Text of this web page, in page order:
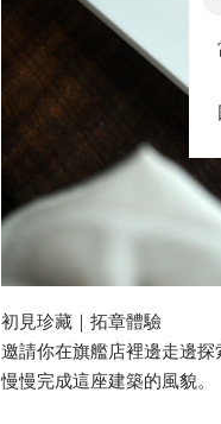
初見珍藏｜拓章體驗
邀請你在旗艦店裡邊走邊探
慢慢完成這座建築的風貌。